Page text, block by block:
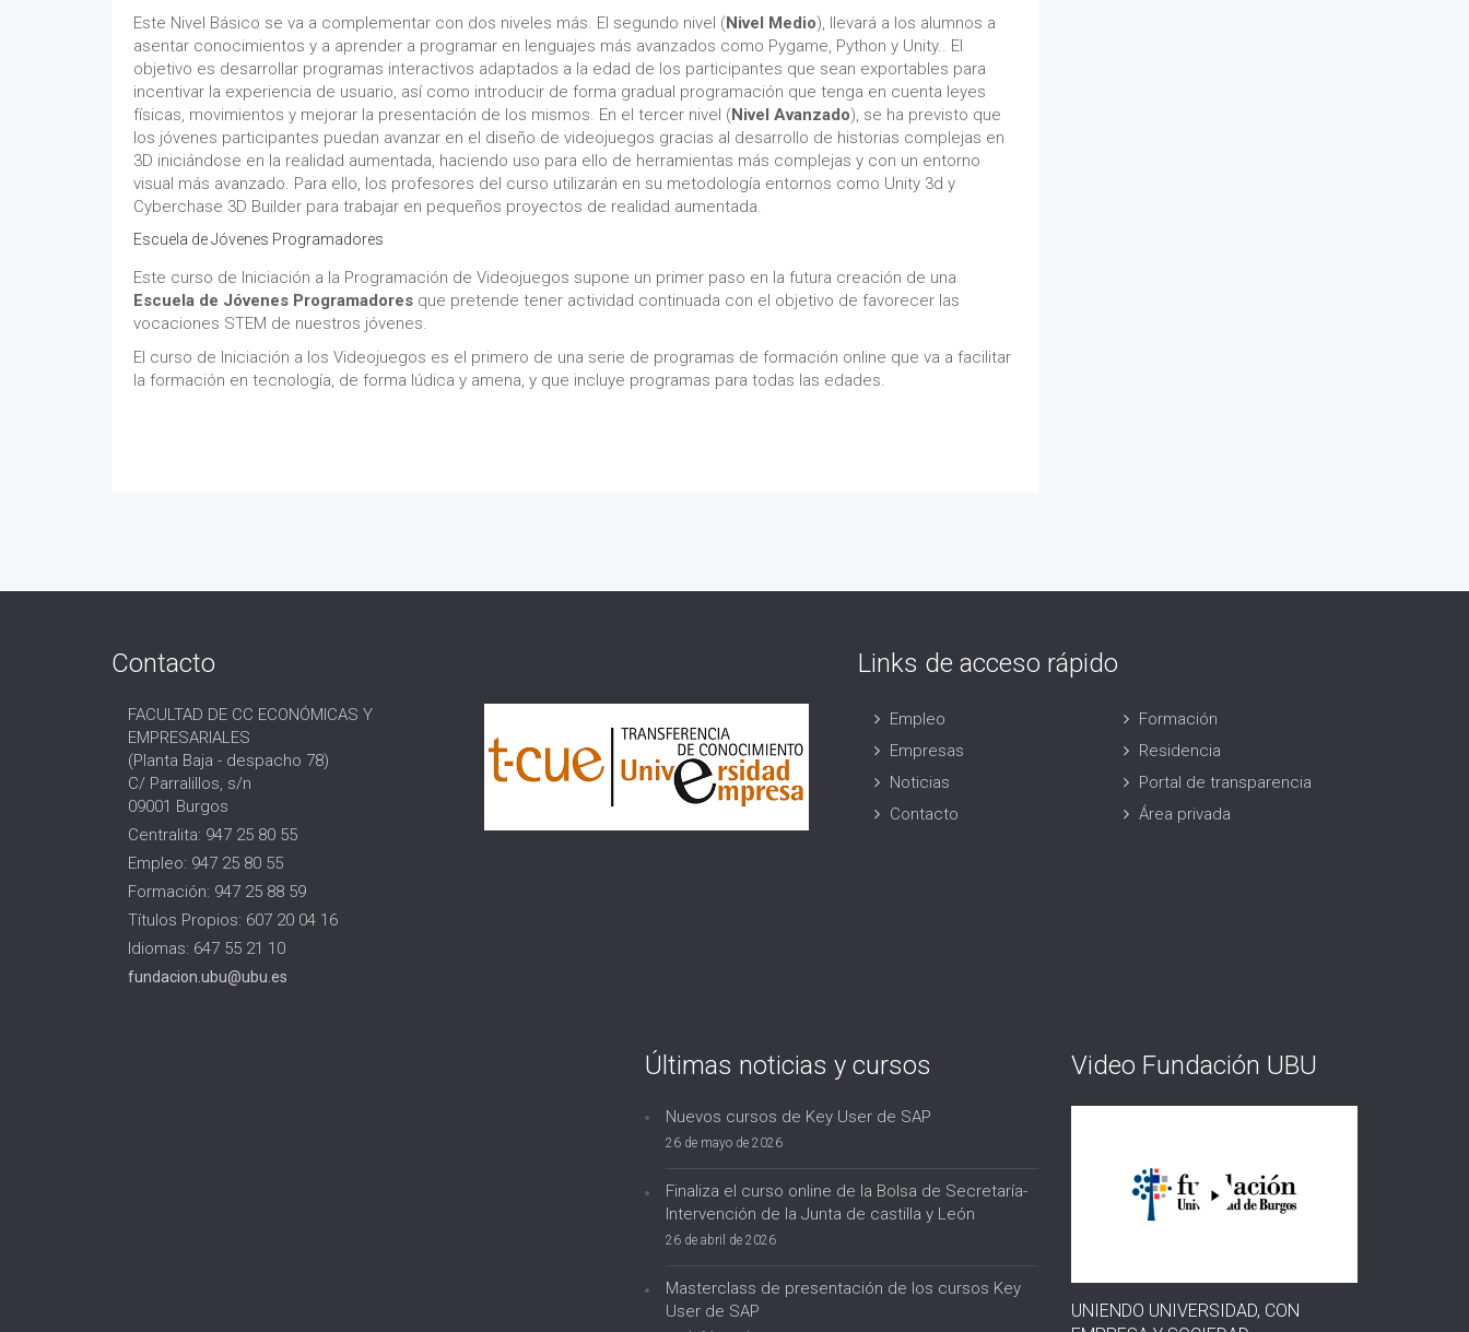
Este Nivel Básico se va a complementar con dos niveles más. El segundo nivel (Nivel Medio), llevará a los alumnos a
asentar conocimientos y a aprender a programar en lenguajes más avanzados como Pygame, Python y Unity.. El
objetivo es desarrollar programas interactivos adaptados a la edad de los participantes que sean exportables para
incentivar la experiencia de usuario, así como introducir de forma gradual programación que tenga en cuenta leyes
físicas, movimientos y mejorar la presentación de los mismos. En el tercer nivel (Nivel Avanzado), se ha previsto que
los jóvenes participantes puedan avanzar en el diseño de videojuegos gracias al desarrollo de historias complejas en
3D iniciándose en la realidad aumentada, haciendo uso para ello de herramientas más complejas y con un entorno
visual más avanzado. Para ello, los profesores del curso utilizarán en su metodología entornos como Unity 3d y
Cyberchase 3D Builder para trabajar en pequeños proyectos de realidad aumentada.
Escuela de Jóvenes Programadores
Este curso de Iniciación a la Programación de Videojuegos supone un primer paso en la futura creación de una
Escuela de Jóvenes Programadores que pretende tener actividad continuada con el objetivo de favorecer las
vocaciones STEM de nuestros jóvenes.
El curso de Iniciación a los Videojuegos es el primero de una serie de programas de formación online que va a facilitar
la formación en tecnología, de forma lúdica y amena, y que incluye programas para todas las edades.
Contacto
FACULTAD DE CC ECONÓMICAS Y
EMPRESARIALES
(Planta Baja - despacho 78)
C/ Parralillos, s/n
09001 Burgos
Centralita: 947 25 80 55
Empleo: 947 25 80 55
Formación: 947 25 88 59
Títulos Propios: 607 20 04 16
Idiomas: 647 55 21 10
fundacion.ubu@ubu.es
Links de acceso rápido
Empleo
Empresas
Noticias
Contacto
Formación
Residencia
Portal de transparencia
Área privada
Últimas noticias y cursos
Nuevos cursos de Key User de SAP
26 de mayo de 2026
Finaliza el curso online de la Bolsa de Secretaría-
Intervención de la Junta de castilla y León
26 de abril de 2026
Masterclass de presentación de los cursos Key
User de SAP
Video Fundación UBU
UNIENDO UNIVERSIDAD, CON